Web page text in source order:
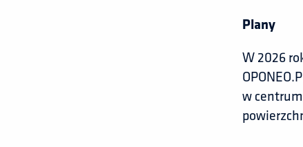
Plany
W 2026
w